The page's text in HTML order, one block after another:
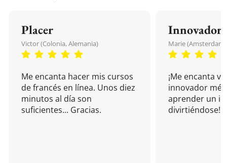
Placer
Victor (Colonia, Alemania)
Me encanta hacer mis cursos
de francés en línea. Unos diez
minutos al día son
suficientes... Gracias.
Innovador
Marie (Amsterdam,
¡Me encanta
innovador
aprender un
divirtiéndose!